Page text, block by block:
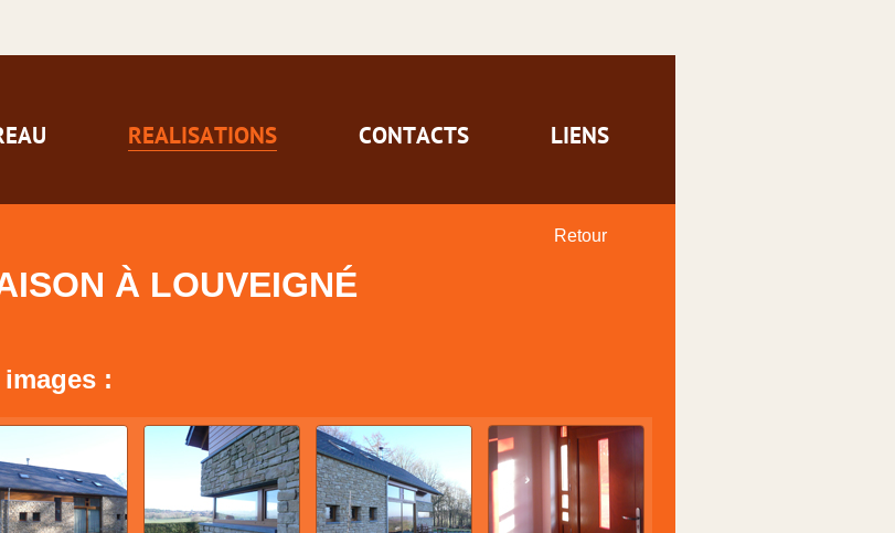
REALISATIONS CONTACTS LIENS
Retour
À LOUVEIGNÉ
images :